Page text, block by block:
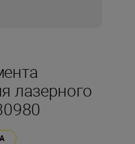
лазерного